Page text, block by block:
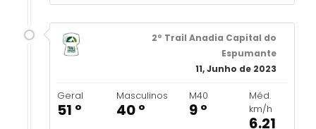
2º Trail Anadia Capital do
Espumante
11, Junho de 2023
Geral
51 º
Masculinos
40 º
M40
9 º
Méd.
km/h
6.21